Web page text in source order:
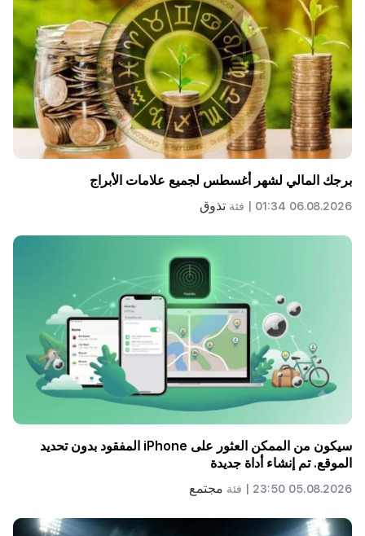
برجك المالي لشهر أغسطس لجميع علامات الأبراج
06.08.2026 01:34 | فئة تذوق
سيكون من الممكن العثور على iPhone المفقود بدون تحديد
الموقع. تم إنشاء أداة جديدة
05.08.2026 23:50 | فئة مجتمع